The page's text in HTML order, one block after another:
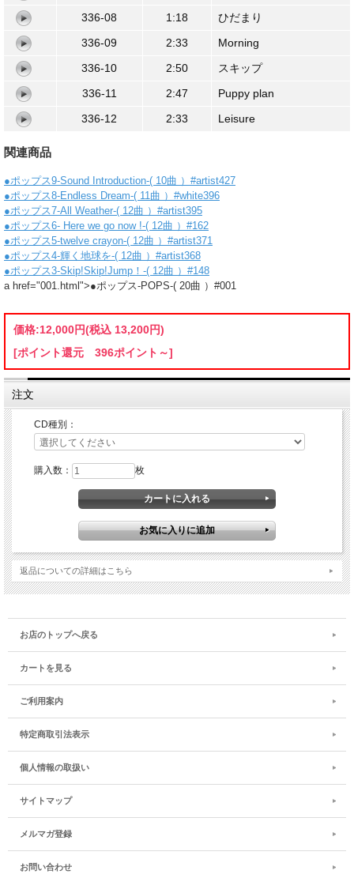
336-08
1:18
ひだまり
336-09
2:33
Morning
336-10
2:50
スキップ
336-11
2:47
Puppy plan
336-12
2:33 Leisure
関連商品
●ポップス9-Sound Introduction-( 10曲 ）#artist427
●ポップス8-Endless Dream-( 11曲 ）#white396
●ポップス7-All Weather-( 12曲 ）#artist395
●ポップス6- Here we go now !-( 12曲 ）#162
●ポップス5-twelve crayon-( 12曲 ）#artist371
●ポップス4-輝く地球を-( 12曲 ）#artist368
●ポップス3-Skip!Skip!Jump！-( 12曲 ）#148
a href="001.html">●ポップス-POPS-( 20曲 ）#001
価格:12,000円(税込 13,200円)
[ポイント還元 396ポイント～]
注文
CD種別：
購入数： 枚
返品についての詳細はこちら
お店のトップへ戻る
カートを見る
ご利用案内
特定商取引法表示
個人情報の取扱い
サイトマップ
メルマガ登録
お問い合わせ